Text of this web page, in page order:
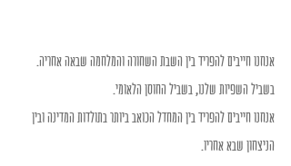
אנחנו חייבים להפריד בין השבת השחורה והמלחמה שבאה אחריה.
בשביל השפיות שלנו, בשביל החוסן הלאומי.
אנחנו חייבים להפריד בין המחדל הכואב ביותר בתולדות המדינה ובין
הניצחון שבא אחריו.